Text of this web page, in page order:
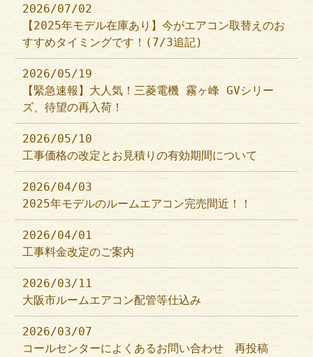
2026/07/02
【2025年モデル在庫あり】今がエアコン取替えのお
すすめタイミングです！(7/3追記)
2026/05/19
【緊急速報】大人気！三菱電機 霧ヶ峰 GVシリー
ズ、待望の再入荷！
2026/05/10
工事価格の改定とお見積りの有効期間について
2026/04/03
2025年モデルのルームエアコン完売間近！！
2026/04/01
工事料金改定のご案内
2026/03/11
大阪市ルームエアコン配管等仕込み
2026/03/07
コールセンターによくあるお問い合わせ 再投稿